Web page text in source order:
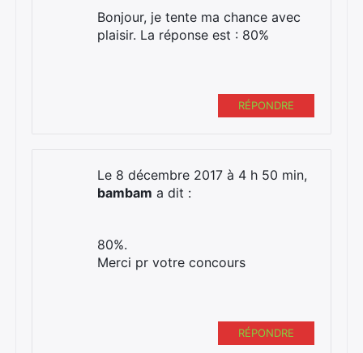
Bonjour, je tente ma chance avec
plaisir. La réponse est : 80%
RÉPONDRE
Le 8 décembre 2017 à 4 h 50 min,
bambam a dit :
80%.
Merci pr votre concours
RÉPONDRE